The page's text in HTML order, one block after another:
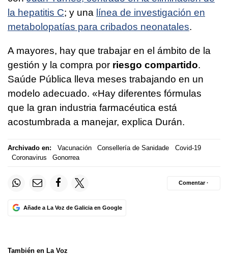
la hepatitis C; y una línea de investigación en
metabolopatías para cribados neonatales.
A mayores, hay que trabajar en el ámbito de la
gestión y la compra por riesgo compartido.
Saúde Pública lleva meses trabajando en un
modelo adecuado. «Hay diferentes fórmulas
que la gran industria farmacéutica está
acostumbrada a manejar, explica Durán.
Archivado en: Vacunación Consellería de Sanidade
Covid-19
Coronavirus
Gonorrea
Añade a La Voz de Galicia en Google
Comentar ·
También en La Voz